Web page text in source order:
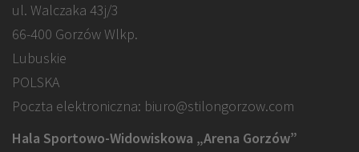
ul. Walczaka 43j/3
66-400 Gorzów Wlkp.
Lubuskie
POLSKA
Poczta elektroniczna: biuro@stilongorzow.com
Hala Sportowo-Widowiskowa „Arena Gorzów”